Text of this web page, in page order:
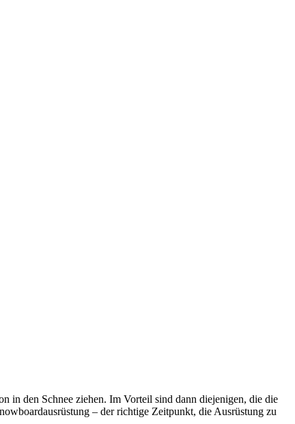
in den Schnee ziehen. Im Vorteil sind dann diejenigen, die die
– der richtige Zeitpunkt, die Ausrüstung zu